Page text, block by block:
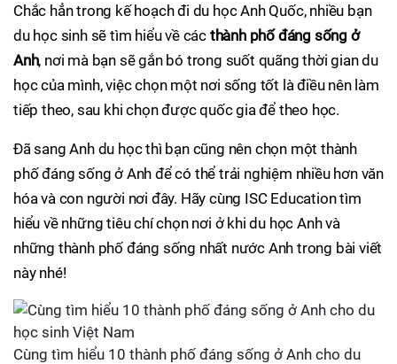
Chắc hẳn trong kế hoạch đi du học Anh Quốc, nhiều bạn
du học sinh sẽ tìm hiểu về các thành phố đáng sống ở
Anh, nơi mà bạn sẽ gắn bó trong suốt quãng thời gian du
học của mình, việc chọn một nơi sống tốt là điều nên làm
tiếp theo, sau khi chọn được quốc gia để theo học.
Đã sang Anh du học thì bạn cũng nên chọn một thành
phố đáng sống ở Anh để có thể trải nghiệm nhiều hơn văn
hóa và con người nơi đây. Hãy cùng ISC Education tìm
hiểu về những tiêu chí chọn nơi ở khi du học Anh và
những thành phố đáng sống nhất nước Anh trong bài viết
này nhé!
Cùng tìm hiểu 10 thành phố đáng sống ở Anh cho du